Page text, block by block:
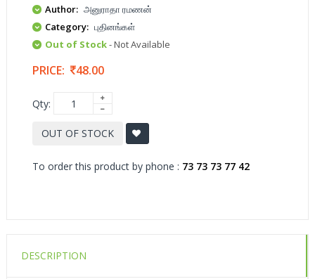
Author: அனுராதா ரமணன்
Category: புதினங்கள்
Out of Stock- Not Available
PRICE: 48.00
Qty:
OUT OF STOCK
To order this product by phone : 73 73 73 77 42
DESCRIPTION